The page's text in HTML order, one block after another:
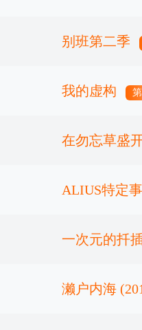
第5集
别班第二季
我的虚构
在勿忘草盛
野诊疗记
ALIUS特定
第3集
一次元的扦
濑户内海